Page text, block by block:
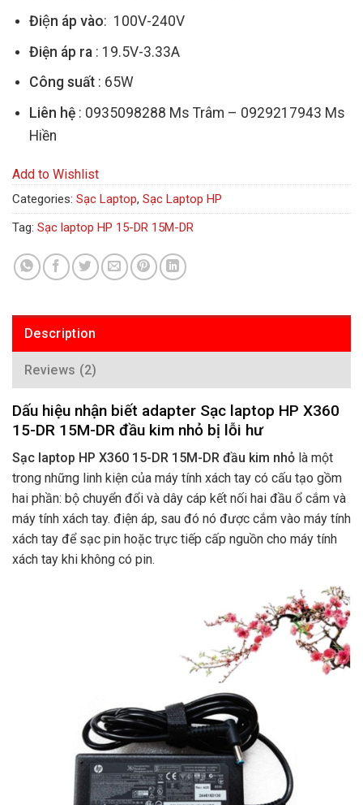
Điện áp vào: 100V-240V
Điện áp ra: 19.5V-3.33A
Công suất: 65W
Liên hệ: 0935098288 Ms Trâm – 0929217943 Ms
Hiền
Add to Wishlist
Categories: Sạc Laptop, Sạc Laptop HP
Tag: Sạc laptop HP 15-DR 15M-DR
Description
Reviews (2)
Dấu hiệu nhận biết adapter Sạc laptop HP X360
15-DR 15M-DR đầu kim nhỏ bị lỗi hư
Sạc laptop HP X360 15-DR 15M-DR đầu kim nhỏ là một
trong những linh kiện của máy tính xách tay có cấu tạo gồm
hai phần: bộ chuyển đổi và dây cáp kết nối hai đầu ổ cắm và
máy tính xách tay. điện áp, sau đó nó được cắm vào máy tính
xách tay để sạc pin hoặc trực tiếp cấp nguồn cho máy tính
xách tay khi không có pin.